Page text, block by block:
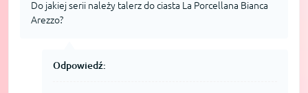
Do jakiej serii należy talerz do ciasta La Porcellana Bianca
Arezzo?
Odpowiedź: